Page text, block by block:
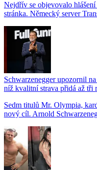
Nejdřív se objevovalo hlášení
stránka. Německý server
Schwarzenegger upozornil
níž kvalitní strava přidá až tři
Sedm titulů Mr. Olympia,
nový cíl. Arnold